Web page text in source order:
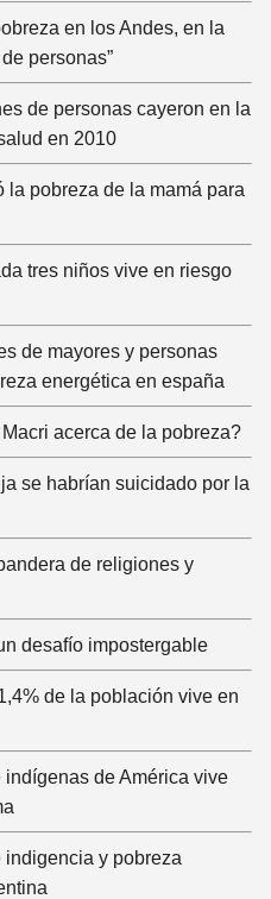
en los Andes, en la
personas”
de personas cayeron en la
en 2010
la pobreza de la mamá para
tres niños vive en riesgo
de mayores y personas
energética en españa
acerca de la pobreza?
se habrían suicidado por la
de religiones y
desafío impostergable
de la población vive en
indígenas de América vive
indigencia y pobreza